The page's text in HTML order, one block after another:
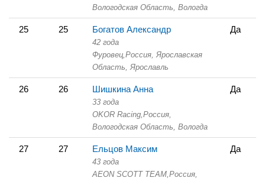
Вологодская Область, Вологда
25 25 Богатов Александр
42 года
Фуровец, Россия, Ярославская
Область, Ярославль
Да
26 26 Шишкина Анна
33 года
OKOR Racing, Россия,
Вологодская Область, Вологда
Да
27 27 Ельцов Максим
43 года
AEON SCOTT TEAM, Россия,
Да